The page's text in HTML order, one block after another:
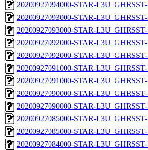
20200927094000-STAR-
20200927093000-STAR-
20200927093000-STAR-
20200927092000-STAR-
20200927092000-STAR-
20200927091000-STAR-
20200927091000-STAR-
20200927090000-STAR-
20200927090000-STAR-
20200927085000-STAR-
20200927085000-STAR-
20200927084000-STAR-